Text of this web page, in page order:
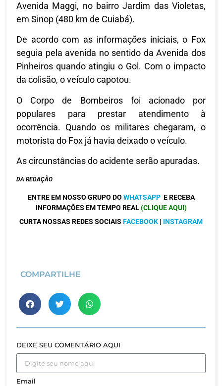
Avenida Maggi, no bairro Jardim das Violetas,
em Sinop (480 km de Cuiabá).
De acordo com as informações iniciais, o Fox
seguia pela avenida no sentido da Avenida dos
Pinheiros quando atingiu o Gol. Com o impacto
da colisão, o veículo capotou.
O Corpo de Bombeiros foi acionado por
populares para prestar atendimento à
ocorrência. Quando os militares chegaram, o
motorista do Fox já havia deixado o veículo.
As circunstâncias do acidente serão apuradas.
DA REDAÇÃO
ENTRE EM NOSSO GRUPO DO WHATSAPP E RECEBA
INFORMAÇÕES EM TEMPO REAL(CLIQUE AQUI)
CURTA NOSSAS REDES SOCIAIS FACEBOOK | INSTAGRAM
COMPARTILHE
DEIXE SEU COMENTÁRIO AQUI
Email